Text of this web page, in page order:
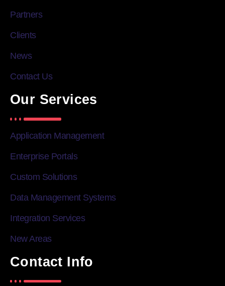
Partners
Clients
News
Contact Us
Our Services
Application Management
Enterprise Portals
Custom Solutions
Data Management Systems
Integration Services
New Areas
Contact Info